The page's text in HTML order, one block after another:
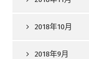
2018年10月
2018年9月